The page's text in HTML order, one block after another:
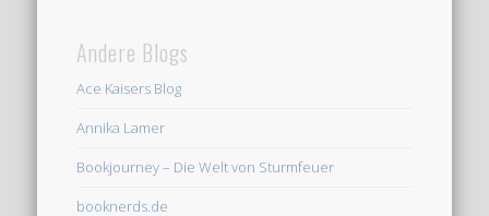
Andere Blogs
Ace Kaisers Blog
Annika Lamer
Bookjourney – Die Welt von Sturmfeuer
booknerds.de